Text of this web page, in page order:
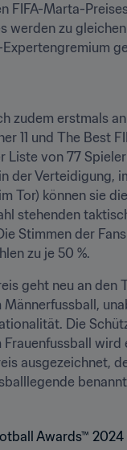
FIFA-Marta-
werden zu
Expertengremium
zudem erstmals
11 und The Best
Liste von 77
der Verteidigung,
Tor) können sie
stehenden
Stimmen der
zu je 50 %.
geht neu an den
Männerfussball,
Die
Frauenfussball wird
ausgezeichnet,